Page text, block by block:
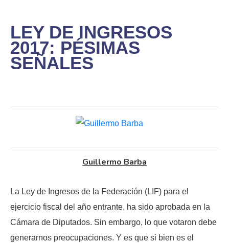
LEY DE INGRESOS
2017: PÉSIMAS
SEÑALES
Guillermo Barba
La Ley de Ingresos de la Federación (LIF) para el
ejercicio fiscal del año entrante, ha sido aprobada en la
Cámara de Diputados. Sin embargo, lo que votaron debe
generarnos preocupaciones. Y es que si bien es el